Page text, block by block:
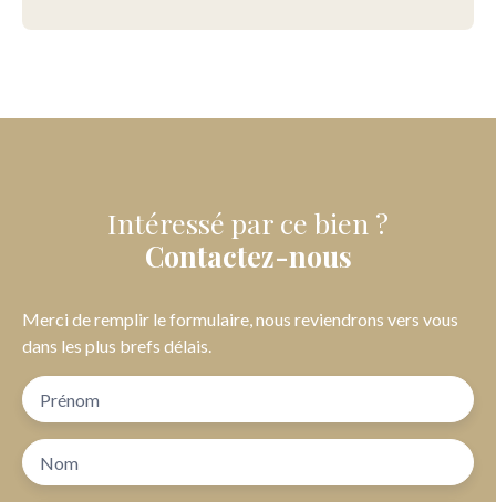
Intéressé par ce bien ?
Contactez-nous
Merci de remplir le formulaire, nous reviendrons vers vous
dans les plus brefs délais.
Prénom
Nom